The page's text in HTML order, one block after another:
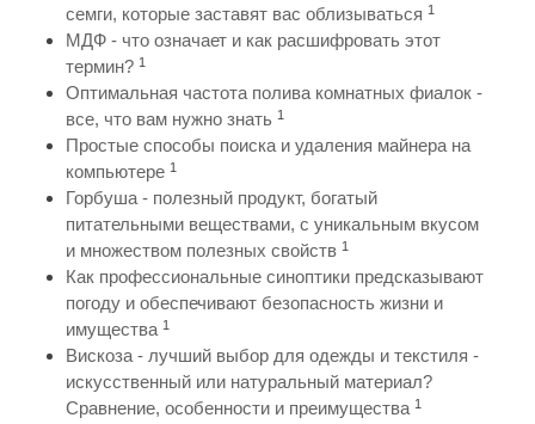
семги, которые заставят вас облизываться 1
МДФ - что означает и как расшифровать этот
термин? 1
Оптимальная частота полива комнатных фиалок -
все, что вам нужно знать 1
Простые способы поиска и удаления майнера на
компьютере 1
Горбуша - полезный продукт, богатый
питательными веществами, с уникальным вкусом
и множеством полезных свойств 1
Как профессиональные синоптики предсказывают
погоду и обеспечивают безопасность жизни и
имущества 1
Вискоза - лучший выбор для одежды и текстиля -
искусственный или натуральный материал?
Сравнение, особенности и преимущества 1